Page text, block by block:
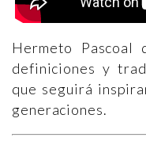
Hermeto Pascoal
definiciones y
que seguirá
generaciones.